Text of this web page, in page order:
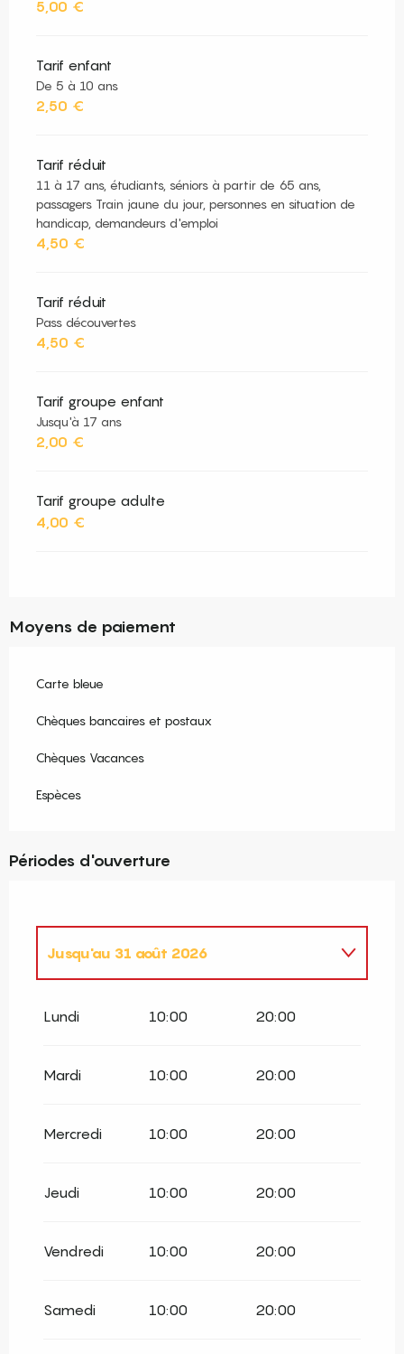
5,00 €
Tarif enfant
De 5 à 10 ans
2,50 €
Tarif réduit
11 à 17 ans, étudiants, séniors à partir de 65 ans,
passagers Train jaune du jour, personnes en situation de
handicap, demandeurs d'emploi
4,50 €
Tarif réduit
Pass découvertes
4,50 €
Tarif groupe enfant
Jusqu'à 17 ans
2,00 €
Tarif groupe adulte
4,00 €
Moyens de paiement
Carte bleue
Chèques bancaires et postaux
Chèques Vacances
Espèces
Périodes d'ouverture
Jusqu'au 31 août 2026
Du1 septembre 2026
30 septembre
Du 1 octobre 2026au 31 octobre 2026
Lundi 10:00 20:00
Mardi 10:00 20:00
Mercredi 10:00 20:00
Jeudi 10:00 20:00
Vendredi 10:00 20:00
Samedi 10:00 20:00